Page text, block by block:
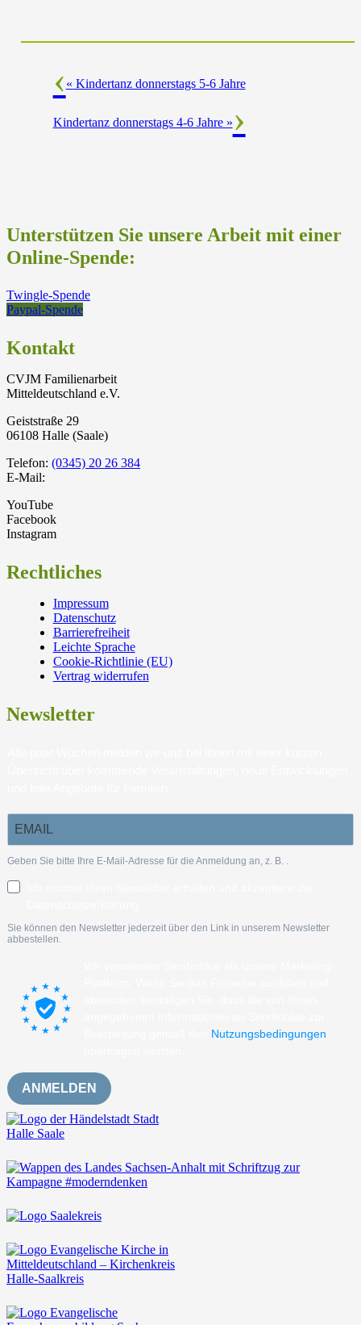
« Kindertanz donnerstags 5-6 Jahre
Kindertanz donnerstags 4-6 Jahre »
Unterstützen Sie unsere Arbeit mit einer
Online-Spende:
Twingle-Spende
Paypal-Spende
Kontakt
CVJM Familienarbeit
Mitteldeutschland e.V.
Geiststraße 29
06108 Halle (Saale)
Telefon: (0345) 20 26 384
E-Mail:
YouTube
Facebook
Instagram
Rechtliches
Impressum
Datenschutz
Barrierefreiheit
Leichte Sprache
Cookie-Richtlinie (EU)
Vertrag widerrufen
Newsletter
Geben Sie bitte Ihre E-Mail-Adresse für die Anmeldung an, z. B. .
Sie können den Newsletter jederzeit über den Link in unserem Newsletter
abbestellen.
Nutzungsbedingungen
ANMELDEN